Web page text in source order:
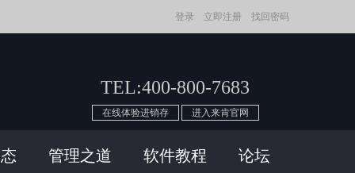
登录 立即注册 找回密码
TEL:400-800-7683
在线体验进销存 进入来肯官网
管理之道 软件教程 论坛